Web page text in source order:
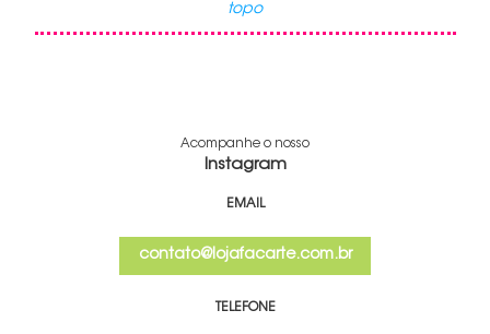
topo
Acompanhe o nosso
Instagram
EMAIL
contato@lojafacarte.com.br
TELEFONE